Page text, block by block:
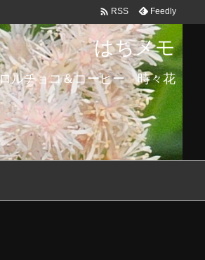
はちメモ
ルチョコ＆コーヒー 時々花
 RSS Feedly